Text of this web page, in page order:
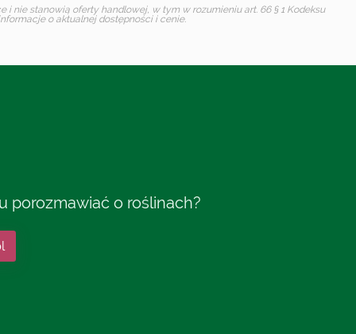
nie stanowią oferty handlowej, w tym w rozumieniu art. 66 § 1 Kodeksu
o aktualnej dostępności i cenie.
porozmawiać o roślinach?